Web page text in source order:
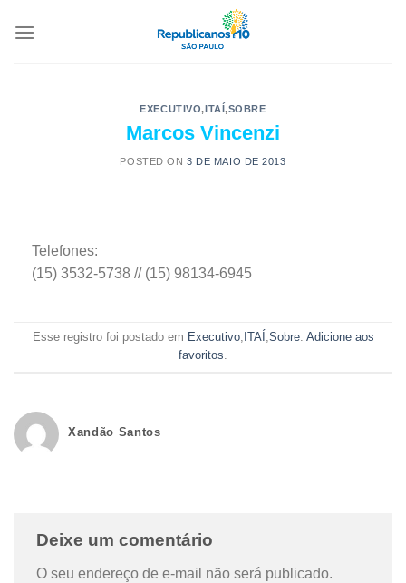
EXECUTIVO,ITAÍ,SOBRE
Marcos Vincenzi
POSTED ON3 DE MAIO DE 2013
Telefones:
(15) 3532-5738 // (15) 98134-6945
Esse registro foi postado em Executivo, ITAÍ Sobre. Adicione aos
favoritos
Xandão Santos
Deixe um comentário
O seu endereço de e-mail não será publicado.